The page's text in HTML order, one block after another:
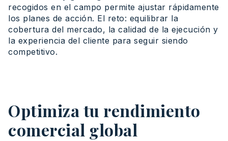
recogidos en el campo permite ajustar rápidamente
los planes de acción. El reto: equilibrar la
cobertura del mercado, la calidad de la ejecución y
la experiencia del cliente para seguir siendo
competitivo.
Optimiza tu rendimiento
comercial global